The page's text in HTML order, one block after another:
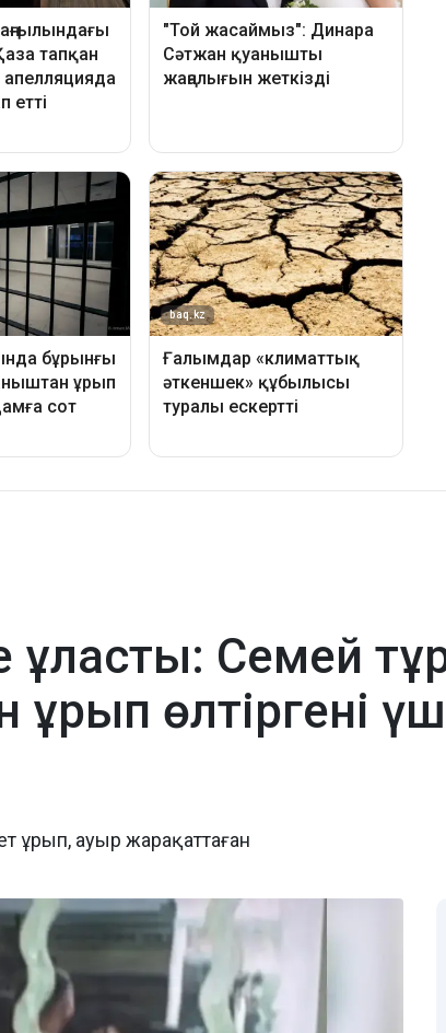
ұласты: Семей
өлтіргені
ұрып, ауыр жарақаттаған